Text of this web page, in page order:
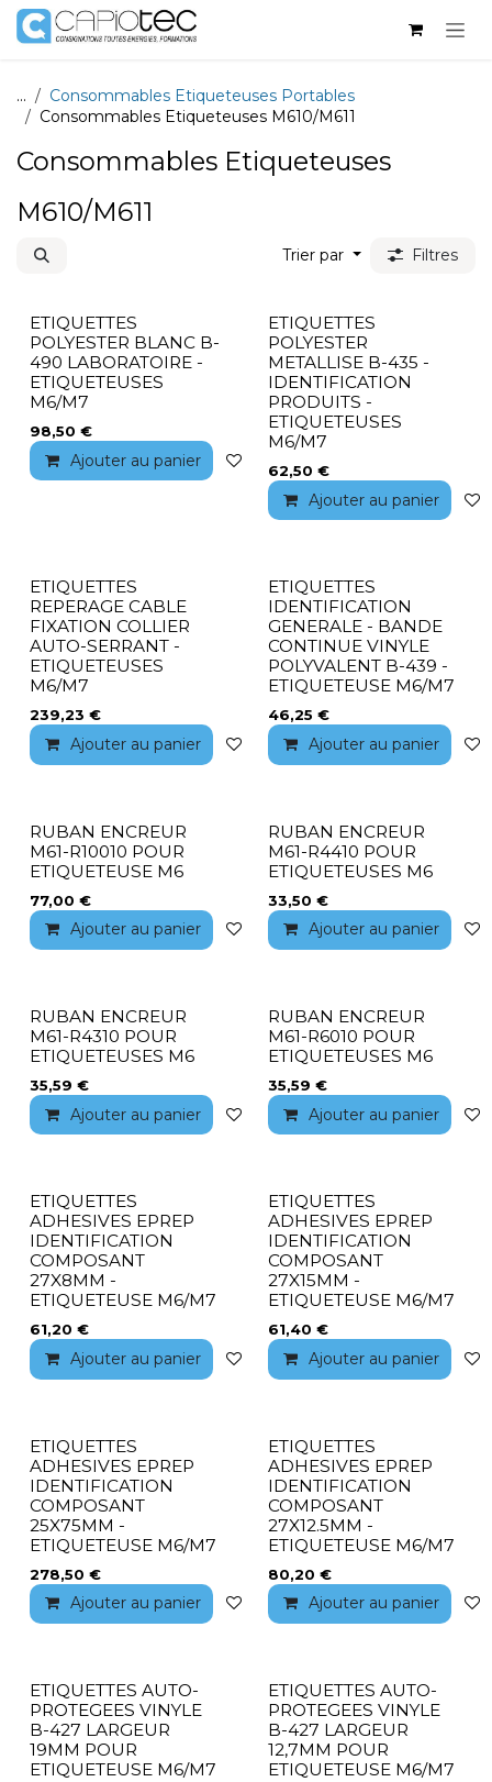
Se rendre au contenu
...
Consommables Etiqueteuses Portables
Consommables Etiqueteuses M610/M611
Consommables Etiqueteuses
M610/M611
Trier par Filtres
ETIQUETTES
POLYESTER BLANC B-
490 LABORATOIRE -
ETIQUETEUSES
M6/M7
98,50 €
Ajouter au panier
ETIQUETTES
POLYESTER
METALLISE B-435 -
IDENTIFICATION
PRODUITS -
ETIQUETEUSES
M6/M7
62,50 €
Ajouter au panier
ETIQUETTES
REPERAGE CABLE
FIXATION COLLIER
AUTO-SERRANT -
ETIQUETEUSES
M6/M7
239,23 €
Ajouter au panier Ajouter à la liste de souhaits
ETIQUETTES
IDENTIFICATION
GENERALE - BANDE
CONTINUE VINYLE
POLYVALENT B-439 -
ETIQUETEUSE M6/M7
46,25 €
Ajouter au panier
RUBAN ENCREUR
M61-R10010 POUR
ETIQUETEUSE M6
77,00 €
Ajouter au panier Ajouter à la liste de souhaits
RUBAN ENCREUR
M61-R4410 POUR
ETIQUETEUSES M6
33,50 €
Ajouter au panier
RUBAN ENCREUR
M61-R4310 POUR
ETIQUETEUSES M6
35,59 €
Ajouter au panier Ajouter à la liste de souhaits
RUBAN ENCREUR
M61-R6010 POUR
ETIQUETEUSES M6
35,59 €
Ajouter au panier
ETIQUETTES
ADHESIVES EPREP
IDENTIFICATION
COMPOSANT
27X8MM -
ETIQUETEUSE M6/M7
61,20 €
Ajouter au panier Ajouter à la liste de souhaits
ETIQUETTES
ADHESIVES EPREP
IDENTIFICATION
COMPOSANT
27X15MM -
ETIQUETEUSE M6/M7
61,40 €
Ajouter au panier
ETIQUETTES
ADHESIVES EPREP
IDENTIFICATION
COMPOSANT
25X75MM -
ETIQUETEUSE M6/M7
278,50 €
Ajouter au panier Ajouter à la liste de souhaits
ETIQUETTES
ADHESIVES EPREP
IDENTIFICATION
COMPOSANT
27X12.5MM -
ETIQUETEUSE M6/M7
80,20 €
Ajouter au panier
ETIQUETTES AUTO-
PROTEGEES VINYLE
B-427 LARGEUR
19MM POUR
ETIQUETEUSE M6/M7
ETIQUETTES AUTO-
PROTEGEES VINYLE
B-427 LARGEUR
12,7MM POUR
ETIQUETEUSE M6/M7